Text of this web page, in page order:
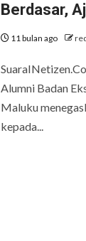
Berdasar,
11 bulan ago
Alumni Badan
Maluku
kepada...